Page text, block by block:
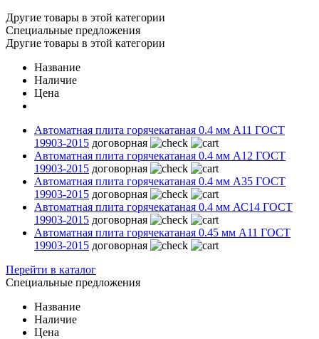
Другие товары в этой категории
Специальные предложения
Другие товары в этой категории
Название
Наличие
Цена
Автоматная плита горячекатаная 0.4 мм А11 ГОСТ
19903-2015 договорная
Автоматная плита горячекатаная 0.4 мм А12 ГОСТ
19903-2015 договорная
Автоматная плита горячекатаная 0.4 мм А35 ГОСТ
19903-2015 договорная
Автоматная плита горячекатаная 0.4 мм АС14 ГОСТ
19903-2015 договорная
Автоматная плита горячекатаная 0.45 мм А11 ГОСТ
19903-2015 договорная
Перейти в каталог
Специальные предложения
Название
Наличие
Цена